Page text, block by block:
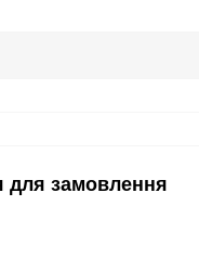
для замовлення